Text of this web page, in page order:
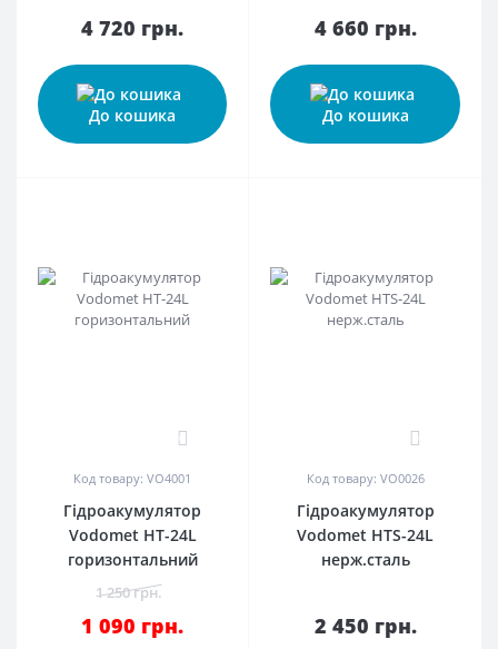
4 720 грн.
До кошика
4 660 грн.
До кошика
Код товару: VO4001
Гідроакумулятор
Vodomet HT-24L
горизонтальний
1 250 грн.
1 090 грн.
Код товару: VO0026
Гідроакумулятор
Vodomet HTS-24L
нерж.сталь
2 450 грн.